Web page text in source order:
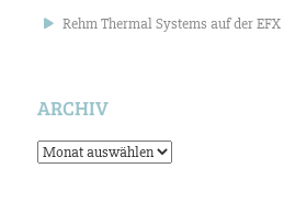
Rehm Thermal Systems auf der EFX
ARCHIV
Archiv